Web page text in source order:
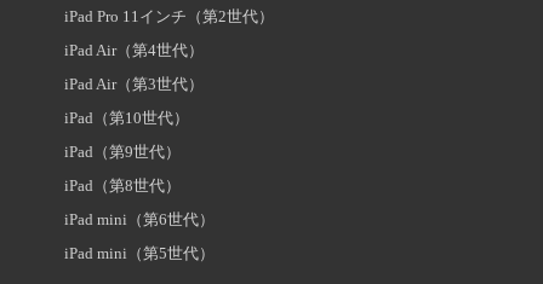
iPad Pro 11インチ（第2世代）
iPad Air（第4世代）
iPad Air（第3世代）
iPad（第10世代）
iPad（第9世代）
iPad（第8世代）
iPad mini（第6世代）
iPad mini（第5世代）